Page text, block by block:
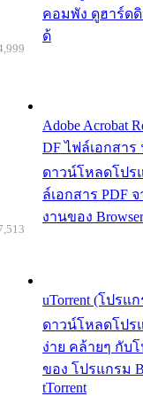
คอมพัง ดูฮาร์ดดิ
ด้
Adobe Acrobat
DF ไฟล์เอกสาร
ดาวน์โหลดโปรแ
ล์เอกสาร PDF
งานของ
uTorrent (โปรแ
ดาวน์โหลดโปร
ง่าย คล้ายๆ กับ
ของ โปรแกรม
tTorrent